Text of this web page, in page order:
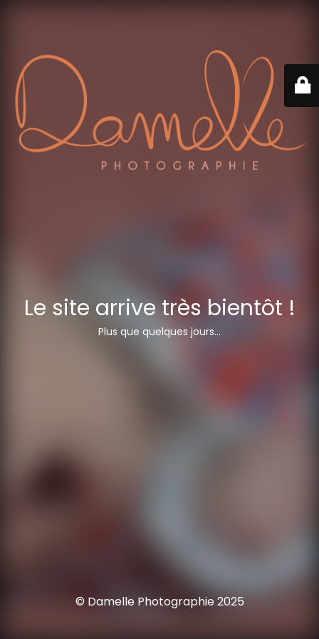
Le site arrive très bientôt !
Plus que quelques jours...
© Damelle Photographie 2025